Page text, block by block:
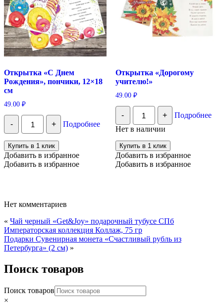
Открытка «С Днем
Рождения», пончики, 12×18
см
49.00 ₽
-
Количество
Открытка
«С
Днем
Рождения»,
пончики,
12×18
+ Подробнее
Купить в 1 клик
Добавить в избранное
Добавить в избранное
Открытка «Дорогому
учителю!»
49.00 ₽
-
Количество
Открытка
"Дорогому
учителю!"
+
Подробнее
Нет в наличии
Купить в 1 клик
Добавить в избранное
Добавить в избранное
Нет комментариев
« Чай черный «Get&Joy» подарочный тубусе СПб
Императорская коллекция Коллаж, 75 гр
Подарки Сувенирная монета «Счастливый рубль из
Петербурга» (2 см) »
Поиск товаров
Поиск товаров
×